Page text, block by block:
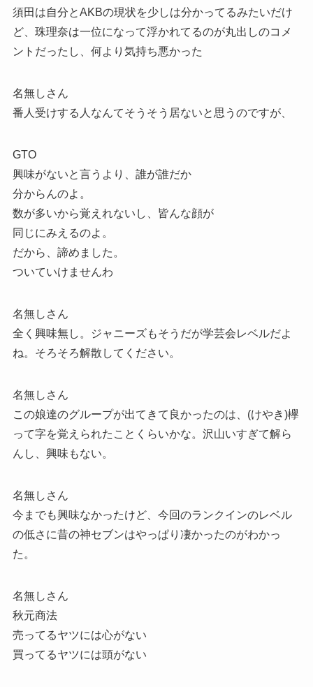
須田は自分とAKBの現状を少しは分かってるみたいだけ
ど、珠理奈は一位になって浮かれてるのが丸出しのコメ
ントだったし、何より気持ち悪かった
名無しさん
番人受けする人なんてそうそう居ないと思うのですが、
GTO
興味がないと言うより、誰が誰だか
分からんのよ。
数が多いから覚えれないし、皆んな顔が
同じにみえるのよ。
だから、諦めました。
ついていけませんわ
名無しさん
全く興味無し。ジャニーズもそうだが学芸会レベルだよ
ね。そろそろ解散してください。
名無しさん
この娘達のグループが出てきて良かったのは、(けやき)欅
って字を覚えられたことくらいかな。沢山いすぎて解ら
んし、興味もない。
名無しさん
今までも興味なかったけど、今回のランクインのレベル
の低さに昔の神セブンはやっぱり凄かったのがわかっ
た。
名無しさん
秋元商法
売ってるヤツには心がない
買ってるヤツには頭がない